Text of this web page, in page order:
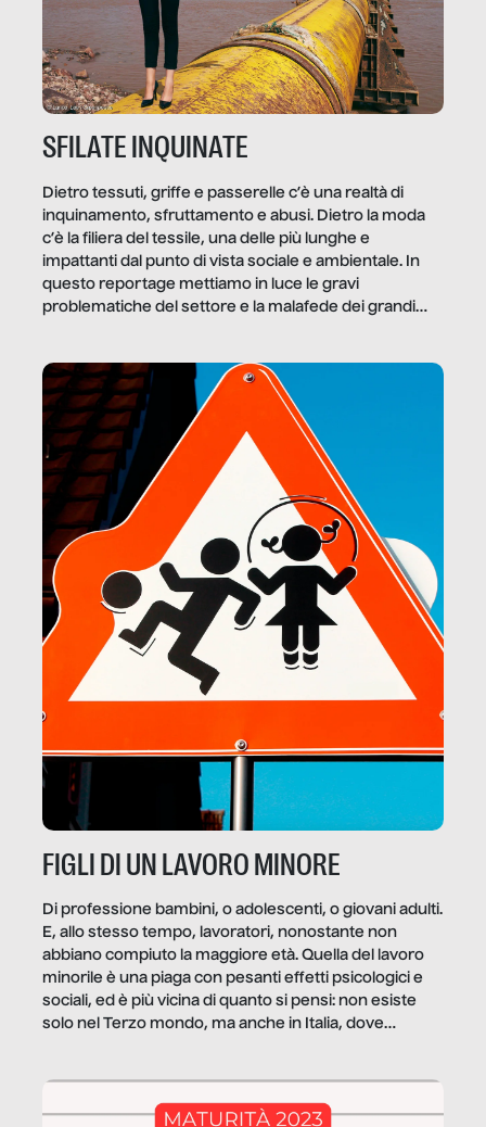
SFILATE INQUINATE
Dietro tessuti, griffe e passerelle c’è una realtà di
inquinamento, sfruttamento e abusi. Dietro la moda
c’è la filiera del tessile, una delle più lunghe e
impattanti dal punto di vista sociale e ambientale. In
questo reportage mettiamo in luce le gravi
problematiche del settore e la malafede dei grandi
FIGLI DI UN LAVORO MINORE
Di professione bambini, o adolescenti, o giovani adulti.
E, allo stesso tempo, lavoratori, nonostante non
abbiano compiuto la maggiore età. Quella del lavoro
minorile è una piaga con pesanti effetti psicologici e
sociali, ed è più vicina di quanto si pensi: non esiste
solo nel Terzo mondo, ma anche in Italia, dove